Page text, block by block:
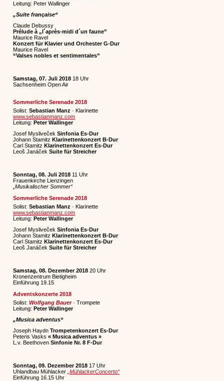
Leitung: Peter Wallinger
„Suite française“
Claude Debussy
Prélude à „l´après-midi d´un faune”
Maurice Ravel
Konzert für Klavier und Orchester G-Dur
Maurice Ravel
“Valses nobles et sentimentales”
Samstag, 07. Juli 2018 18 Uhr
Sachsenheim Open Air
Sommerliche Serenade 2018
Solist:Sebastian Manz · Klarinette
www.sebastianmanz.com
Leitung:Peter Wallinger
Josef MyslivečekSinfonia Es-Dur
Johann StamitzKlarinettenkonzert B-Dur
Carl StamitzKlarinettenkonzert Es-Dur
Leoš JanáčekSuite für Streicher
Sonntag, 08. Juli 2018 11 Uhr
Frauenkirche Lienzingen
„Musikalischer Sommer“
Sommerliche Serenade 2018
Solist:Sebastian Manz · Klarinette
www.sebastianmanz.com
Leitung:Peter Wallinger
Josef MyslivečekSinfonia Es-Dur
Johann StamitzKlarinettenkonzert B-Dur
Carl StamitzKlarinettenkonzert Es-Dur
Leoš JanáčekSuite für Streicher
Samstag, 08. Dezember 2018 20 Uhr
Kronenzentrum Bietigheim
Einführung 19.15
Adventskonzerte 2018
Solist:Wolfgang Bauer· Trompete
Leitung:Peter Wallinger
„Musica adventus“
Joseph HaydnTrompetenkonzert Es-Dur
Peteris Vasks« Musica adventus »
L.v. BeethovenSinfonie Nr. 8 F-Dur
Sonntag, 09. Dezember 2018 17 Uhr
Uhlandbau Mühlacker „MühlackerConcerto“
Einführung 16.15 Uhr